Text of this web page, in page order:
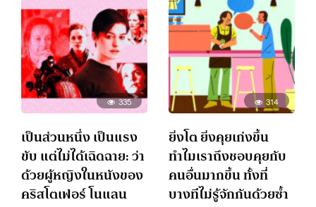
335
เป็นส่วนหนึ่ง เป็นแรง
ขับ แต่ไม่ได้เฉิดฉาย: ว่า
ด้วยผู้หญิงในหนังของ
คริสโตเฟอร์ โนแลน
314
ยิ่งโต ยิ่งคุยเก่งขึ้น
ทำไมเราถึงชอบคุยกับ
คนอื่นมากขึ้น ทั้งที่
บางทีไม่รู้จักกันด้วยซ้ำ